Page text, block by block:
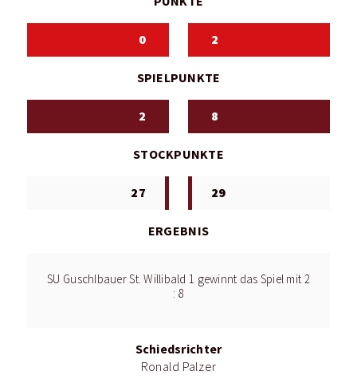
0 2
SPIELPUNKTE
2 8
STOCKPUNKTE
27 29
ERGEBNIS
SU Guschlbauer St. Willibald 1 gewinnt das Spiel mit 2
: 8
Schiedsrichter
Ronald Palzer